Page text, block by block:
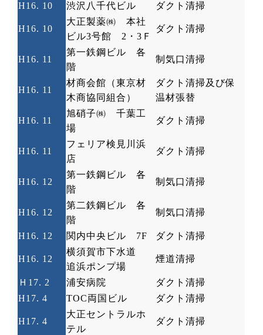
H16. 10 渋沢八千代ビル ダクト清掃
H16. 10
大正製薬㈱ 本社
ビル3号館 2 ・3 Ｆ
ダクト清掃
H16. 11
第一鉄鋼ビル 各
階
制気口清掃
H16. 11
材商会館（東京材
木商協同組合）
ダクト清掃及び保
温材張替
H16. 11
旭硝子㈱ 千葉工
場
ダクト清掃
H16. 11
フェリア検見川浜
店
ダクト清掃
H16. 12
第一鉄鋼ビル 各
階
制気口清掃
H16. 12
第二鉄鋼ビル 各
階
制気口清掃
H16. 12 関内中央ビル 7F ダクト清掃
H16. 12
横須賀市下水道
追浜ポンプ場
煙道清掃
Ｈ 17. 2 浦安病院
ダクト清掃
H17. 4
TOC両国ビル ダクト清掃
H17. 4
大正セントラルホ
テル
ダクト清掃